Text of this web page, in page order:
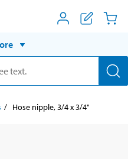
Hose nipple, 3/4 x 3/4"